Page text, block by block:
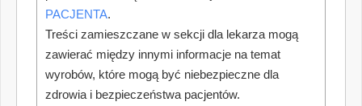
PACJENTA.
Treści zamieszczane w sekcji dla lekarza mogą
zawierać między innymi informacje na temat
wyrobów, które mogą być niebezpieczne dla
zdrowia i bezpieczeństwa pacjentów.